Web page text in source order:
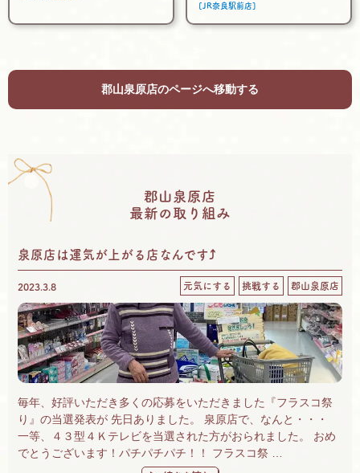
[JR奈良駅前店]
郡山泉原店のページへ移動する
郡山泉原店
最新の取り組み
泉原店は運気が上がる店なんです⤴
2023.3.8 元気にする 挑戦する 郡山泉原店
毎年、好評いただき多くの応募をいただきました『フラスコ祭
り』の当選発表が 先日ありました。 泉原店で、なんと・・・
一等、４３型４Ｋテレビを当選された方がおられました。 おめ
でとうございます！パチパチパチ！！ フラスコ祭 …